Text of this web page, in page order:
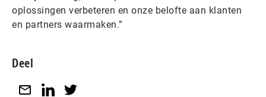
oplossingen verbeteren en onze belofte aan klanten
en partners waarmaken.”
Deel